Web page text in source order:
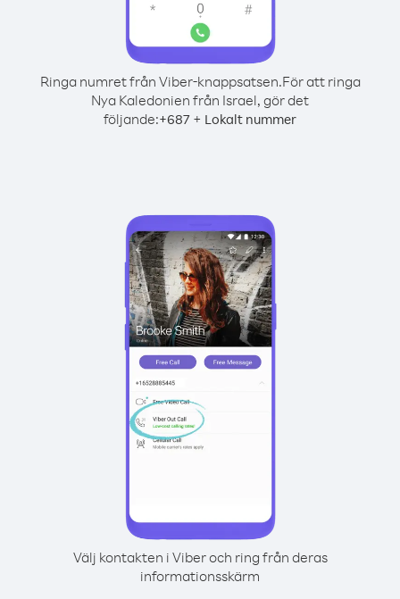
Ringa numret från Viber-knappsatsen.För att ringa
Nya Kaledonien från Israel, gör det
följande:+687 + Lokalt nummer
Välj kontakten i Viber och ring från deras
informationsskärm